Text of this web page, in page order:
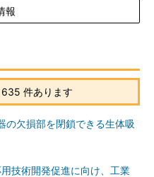
報
件あります
の欠損部を閉鎖できる生体吸
技術開発促進に向け、工業